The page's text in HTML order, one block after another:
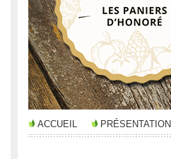
ACCUEIL PRÉSENTATION